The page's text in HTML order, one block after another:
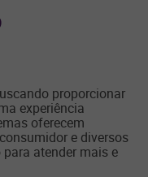
proporcionar
experiência
oferecem
e diversos
atender mais e